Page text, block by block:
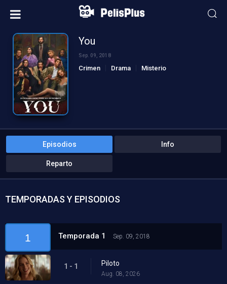
You
Sep. 09, 2018
Crimen Drama Misterio
Episodios Info
Reparto
TEMPORADAS Y EPISODIOS
1 Temporada 1 Sep. 09, 2018
1 - 1 Piloto
Aug. 08, 2026